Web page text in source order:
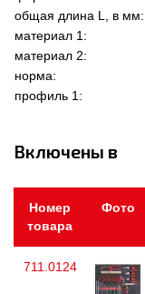
общая длина L, в мм:
материал 1:
материал 2:
норма:
профиль 1:
Включены в
Номер
товара
Фото
711.0124